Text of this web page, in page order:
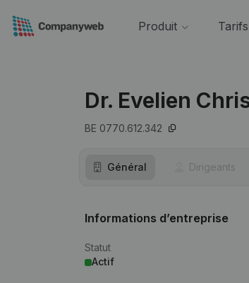
Produit Tarifs
Dr. Evelien
BE 0770.612.342
Général Dirigeants
Informations d’entreprise
Statut
Actif